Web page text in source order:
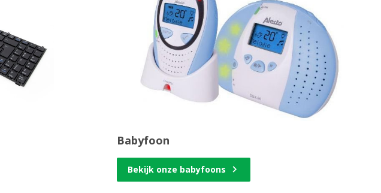
Babyfoon
Bekijk onze babyfoons